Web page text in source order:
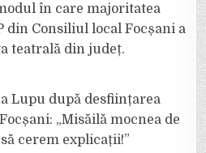
în care majoritatea
din Consiliul local Focșani a
teatrală din județ.
Lupu după desființarea
„Misăilă mocnea de
cerem explicații!”